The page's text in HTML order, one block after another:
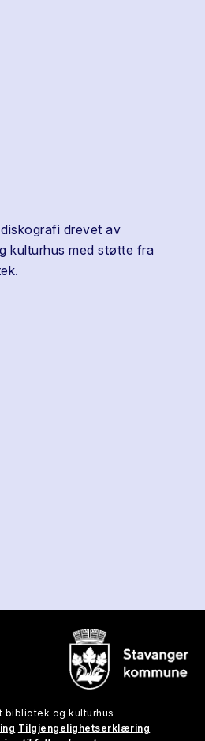
drevet av
kulturhus med støtte fra
bibliotek og kulturhus
Tilgjengelighetserklæring